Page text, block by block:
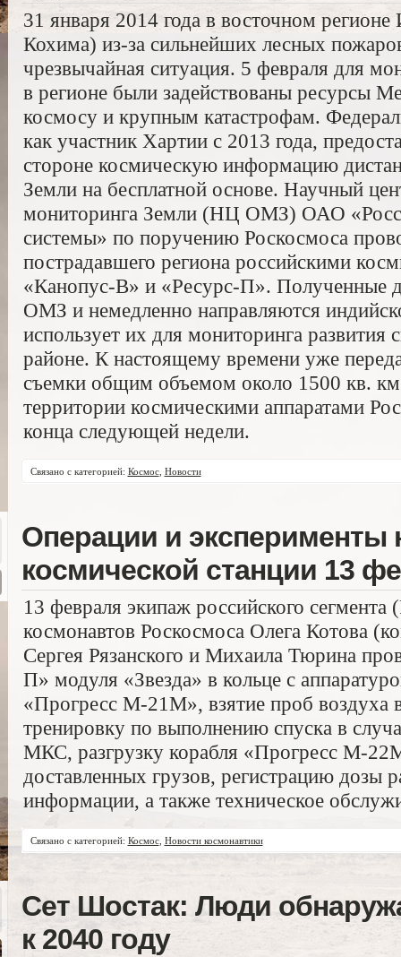
31 января 2014 года в восточном регионе
Кохима) из-за сильнейших лесных
чрезвычайная ситуация. 5 февраля для
в регионе были задействованы ресурсы
космосу и крупным катастрофам.
как участник Хартии с 2013 года,
стороне космическую информацию
Земли на бесплатной основе. Научный
мониторинга Земли (НЦ ОМЗ) ОАО
системы» по поручению Роскосмоса
пострадавшего региона российскими
«Канопус-В» и «Ресурс-П». Полученные
ОМЗ и немедленно направляются
использует их для мониторинга развития
районе. К настоящему времени уже
съемки общим объемом около 1500 кв.
территории космическими аппаратами
конца следующей недели.
Связано с категорией: Космос, Новости
Операции и эксперименты
космической станции 13
13 февраля экипаж российского
космонавтов Роскосмоса Олега Котова
Сергея Рязанского и Михаила Тюрина
П» модуля «Звезда» в кольце с
«Прогресс М-21М», взятие проб воздуха
тренировку по выполнению спуска в
МКС, разгрузку корабля «Прогресс М-
доставленных грузов, регистрацию дозы
информации, а также техническое
Связано с категорией: Космос, Новости космонавтики
Сет Шостак: Люди
к 2040 году